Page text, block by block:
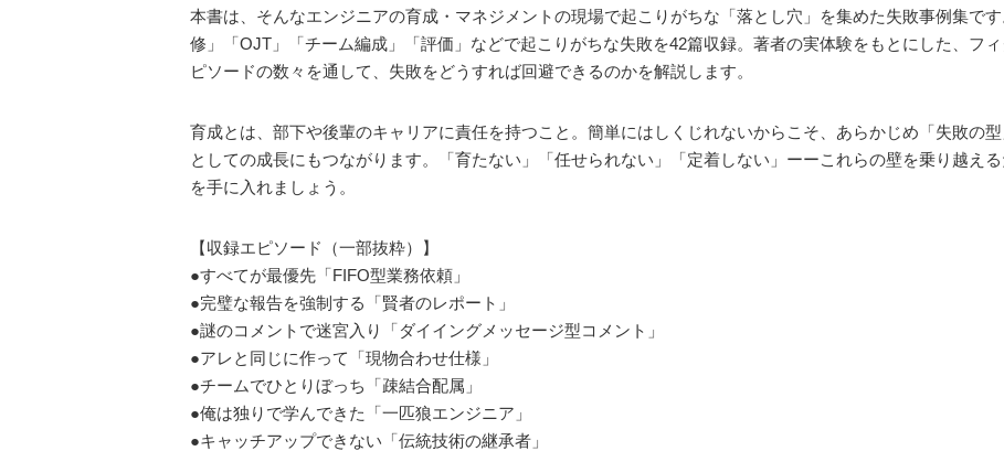
本書は、そんなエンジニアの育成・マネジメントの現場で起こりがちな「落とし穴」を集めた失敗事例集で
修」「OJT」「チーム編成」「評価」などで起こりがちな失敗を42篇収録。著者の実体験をもとにした、フ
ピソードの数々を通して、失敗をどうすれば回避できるのかを解説します。
育成とは、部下や後輩のキャリアに責任を持つこと。簡単にはしくじれないからこそ、あらかじめ「失敗の
としての成長にもつながります。「育たない」「任せられない」「定着しない」ーーこれらの壁を乗り越え
を手に入れましょう。
【収録エピソード（一部抜粋）】
●すべてが最優先「FIFO型業務依頼」
●完璧な報告を強制する「賢者のレポート」
●謎のコメントで迷宮入り「ダイイングメッセージ型コメント」
●アレと同じに作って「現物合わせ仕様」
●チームでひとりぼっち「疎結合配属」
●俺は独りで学んできた「一匹狼エンジニア」
●キャッチアップできない「伝統技術の継承者」